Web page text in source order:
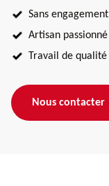
Sans engagement
Artisan passionné
Travail de qualité
Nous contacter